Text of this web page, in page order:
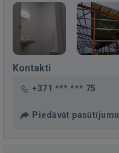
Kontakti
+371 *** *** 75
Piedāvāt pasūtījumu